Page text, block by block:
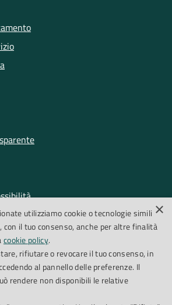
×
utilizziamo cookie o tecnologie simili
con il tuo consenso, anche per altre finalità
cookie policy.
rifiutare o revocare il tuo consenso, in
al pannello delle preferenze. Il
rendere non disponibili le relative